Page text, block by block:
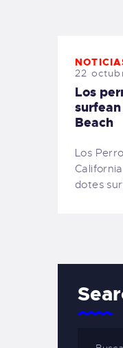
22
Los
Beach
Los
dotes